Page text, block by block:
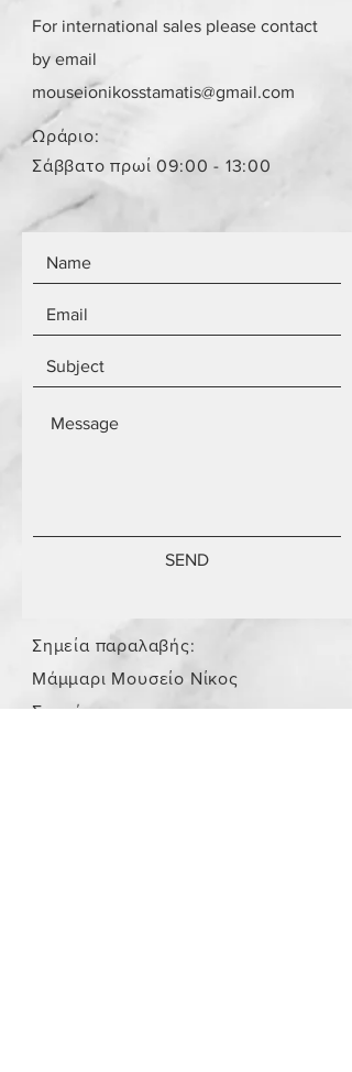
For international sales please contact
by email
mouseionikosstamatis@gmail.com
Ωράριο:
Σάββατο πρωί 09:00 - 13:00
SEND
Σημεία παραλαβής:
Μάμμαρι Μουσείο Νίκος
Σταμάτης